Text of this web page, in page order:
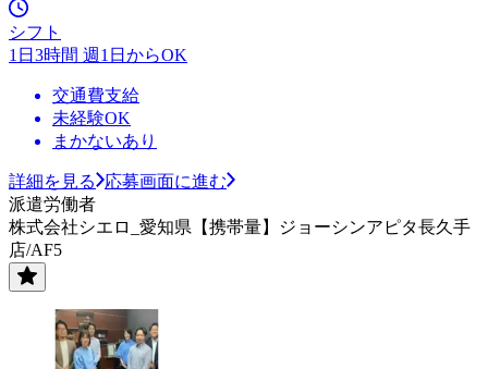
シフト
1日3時間 週1日からOK
交通費支給
未経験OK
まかないあり
詳細を見る
応募画面に進む
派遣労働者
株式会社シエロ_愛知県【携帯量】ジョーシンアピタ長久手
店/AF5